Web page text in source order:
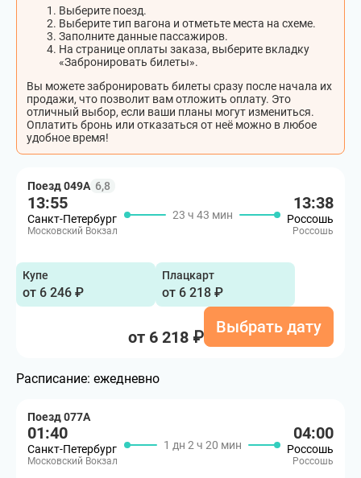
Выберите поезд.
Выберите тип вагона и отметьте места на схеме.
Заполните данные пассажиров.
На странице оплаты заказа, выберите вкладку
«Забронировать билеты».
Вы можете забронировать билеты сразу после начала их
продажи, что позволит вам отложить оплату. Это
отличный выбор, если ваши планы могут измениться.
Оплатить бронь или отказаться от неё можно в любое
удобное время!
Поезд 049А 6,8
13:55
Санкт-Петербург
Московский Вокзал
23 ч 43 мин
13:38
Россошь
Россошь
Купе
от 6 246 ₽
Плацкарт
от 6 218 ₽
от 6 218 ₽
Выбрать дату
Расписание: ежедневно
Поезд 077А
01:40
Санкт-Петербург
Московский Вокзал
1 дн 2 ч 20 мин
04:00
Россошь
Россошь